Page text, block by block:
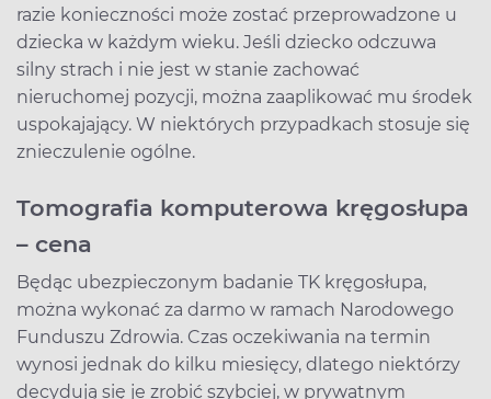
razie konieczności może zostać przeprowadzone u
dziecka w każdym wieku. Jeśli dziecko odczuwa
silny strach i nie jest w stanie zachować
nieruchomej pozycji, można zaaplikować mu środek
uspokajający. W niektórych przypadkach stosuje się
znieczulenie ogólne.
Tomografia komputerowa kręgosłupa
– cena
Będąc ubezpieczonym badanie TK kręgosłupa,
można wykonać za darmo w ramach Narodowego
Funduszu Zdrowia. Czas oczekiwania na termin
wynosi jednak do kilku miesięcy, dlatego niektórzy
decydują się je zrobić szybciej, w prywatnym